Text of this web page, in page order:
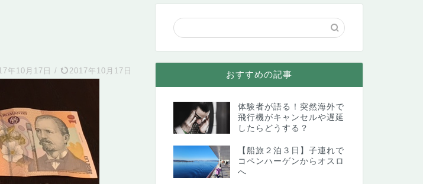
年10月17日 / 2017年10月17日 おすすめの記事
体験者が語る！突然海外で
飛行機がキャンセルや遅延
したらどうする？
【船旅２泊３日】子連れで
コペンハーゲンからオスロ
へ